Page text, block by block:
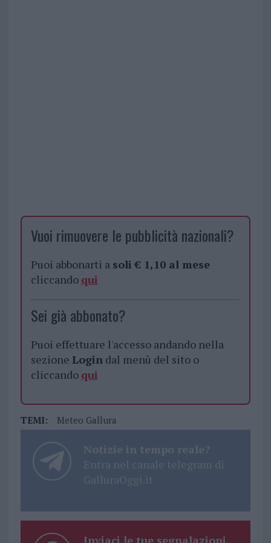
Vuoi rimuovere le pubblicità nazionali?
Puoi abbonarti a soli € 1,10 al mese
cliccando qui
Sei già abbonato?
Puoi effettuare l'accesso andando nella
sezione Logindal menù del sito o
cliccando qui
TEMI: Meteo Gallura
Notizie in tempo reale?
Entra nel canale telegram di
GalluraOggi.it
Inviaci le tue segnalazioni,